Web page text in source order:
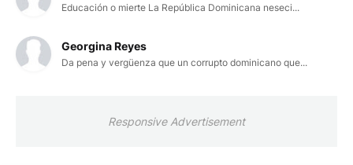
Educación o mierte La República Dominicana neseci...
Georgina Reyes
Da pena y vergüenza que un corrupto dominicano que...
Responsive Advertisement